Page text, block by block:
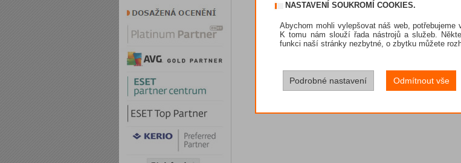
NASTAVENÍ SOUKROMÍ COOKIES.
Abychom mohli vylepšovat náš web, potřebujeme
K tomu nám slouží řada nástrojů a služeb.
funkci naší stránky nezbytné, o zbytku můžete
Podrobné nastavení Odmítnout vše